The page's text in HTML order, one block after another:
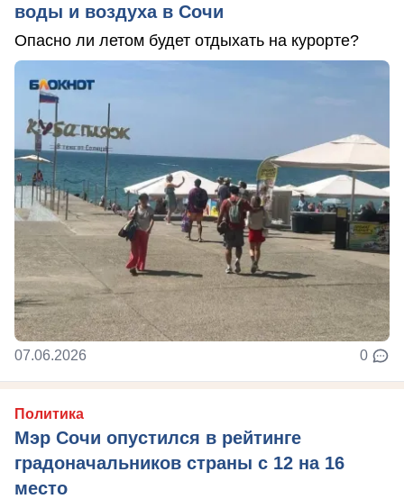
воды и воздуха в Сочи
Опасно ли летом будет отдыхать на курорте?
07.06.2026 0
Политика
Мэр Сочи опустился в рейтинге
градоначальников страны с 12 на 16
место